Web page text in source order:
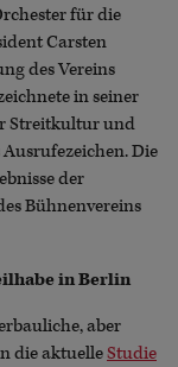
für die
Carsten
des Vereins
in seiner
Streitkultur und
Die
der
Bühnenvereins
in Berlin
aber
die aktuelleStudie